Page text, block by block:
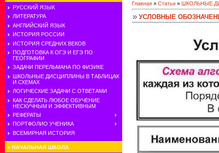
РУССКИЙ ЯЗЫК
ЛИТЕРАТУРА
АНГЛИЙСКИЙ ЯЗЫК
ИСТОРИЯ РОССИИ
ИСТОРИЯ СРЕДНИХ ВЕКОВ
ПОДГОТОВКА К ОГЭ И ЕГЭ ПО
ГЕОГРАФИИ
ЗАДАЧИ ПЕРЕЛЬМАНА ПО ФИЗИКЕ
ШКОЛЬНЫЕ ДИСЦИПЛИНЫ В ТАБЛИЦАХ
И СХЕМАХ
ЛОГИЧЕСКИЕ ЗАДАЧИ С ОТВЕТАМИ
КАК СДЕЛАТЬ ЛЮБОЕ ОБУЧЕНИЕ
НЕСКУЧНЫМ И ЭФФЕКТИВНЫМ
РЕФЕРАТЫ
ПОРТФОЛИО УЧЕНИКА
ВСЕМИРНАЯ ИСТОРИЯ
» НАЧАЛЬНАЯ ШКОЛА
Главная » Статьи » ШКОЛЬНЫЕ
УСЛОВНЫЕ